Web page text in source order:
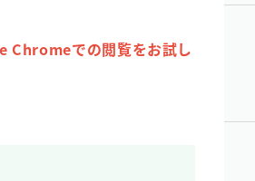
Chromeでの閲覧をお試し